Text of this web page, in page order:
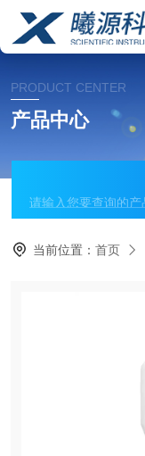
PRODUCT CENTER
产品中心
当前位置：首页